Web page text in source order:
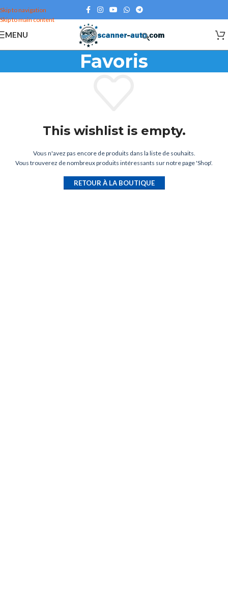
Skip to navigation
Skip to main content
MENU
Favoris
This wishlist is empty.
Vous n'avez pas encore de produits dans la liste de souhaits.
Vous trouverez de nombreux produits intéressants sur notre page 'Shop'.
RETOUR À LA BOUTIQUE